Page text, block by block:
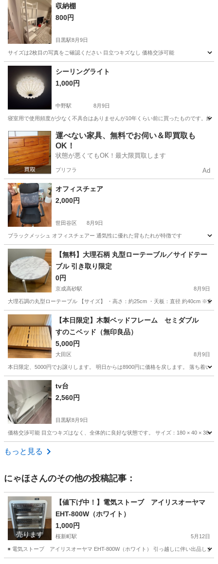
神奈川 藤沢市 その他
収納棚
800円
目黒駅8月9日
サイズは2枚目の写真をご確認ください 目立つキズなし 価格交渉可能
東京 目黒区 目黒駅 家具
シーリングライト
1,000円
中野駅 8月9日
寝室用で使用頻度が少なく不具合はありませんが10年くらい前に買ったものです。紙
東京 中野区 中野駅 照明器具
運べない家具、無料でお伺い＆即買取も
OK！
状態が悪くてもOK！最大限買取します
プリフラ Ad
オフィスチェア
2,000円
世田谷区 8月9日
ブラックメッシュ オフィスチェアー 通気性に優れた背もたれが特徴です
東京 世田谷区 ソファ
【無料】大理石柄 丸型ローテーブル／サイドテー
ブル 引き取り限定
0円
京成高砂駅 8月9日
大理石調の丸型ローテーブル 【サイズ】 ・高さ：約25cm ・天板：直径 約40cm ※素
東京 葛飾区 京成高砂駅 テーブル
【本日限定】木製ベッドフレーム セミダブル
すのこベッド（無印良品）
5,000円
大田区 8月9日
本日限定、5000円でお譲りします。 明日からは8900円に価格を戻します。 落ち着い
東京 大田区 ベッド
tv台
2,560円
目黒駅8月9日
価格交渉可能 目立つキズはなく、全体的に良好な状態です。 サイズ：180 × 40 × 38cm
東京 目黒区
もっと見る
にゃほさんのその他の投稿記事：
売ります
【値下げ中！】電気ストーブ アイリスオーヤマ
EHT-800W（ホワイト）
1,000円
桜新町駅 5月12日
◾️ 電気ストーブ アイリスオーヤマ EHT-800W（ホワイト） 引っ越しに伴い出品し